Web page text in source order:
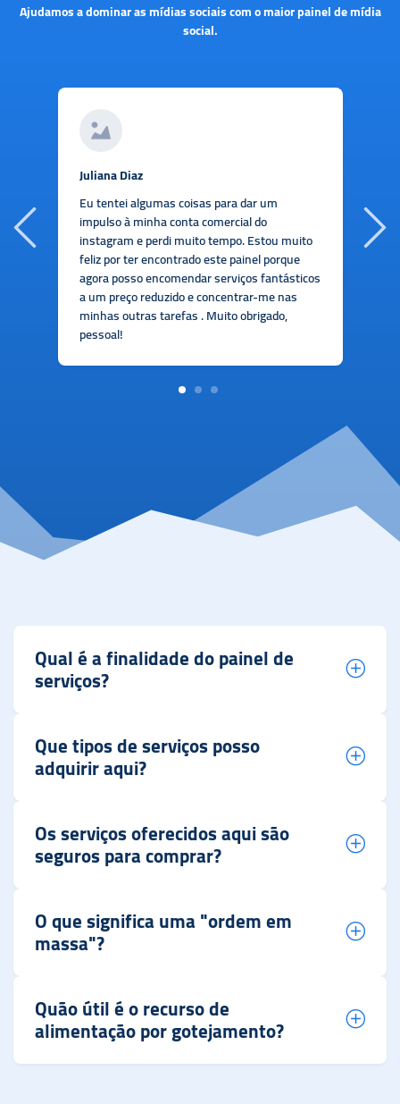
Ajudamos a dominar as mídias sociais com o maior painel de mídia
social.
Juliana Diaz
Eu tentei algumas coisas para dar um
impulso à minha conta comercial do
instagram e perdi muito tempo. Estou muito
feliz por ter encontrado este painel porque
agora posso encomendar serviços fantásticos
a um preço reduzido e concentrar-me nas
minhas outras tarefas . Muito obrigado,
pessoal!
Qual é a finalidade do painel de
serviços?
Que tipos de serviços posso
adquirir aqui?
Os serviços oferecidos aqui são
seguros para comprar?
O que significa uma "ordem em
massa"?
Quão útil é o recurso de
alimentação por gotejamento?